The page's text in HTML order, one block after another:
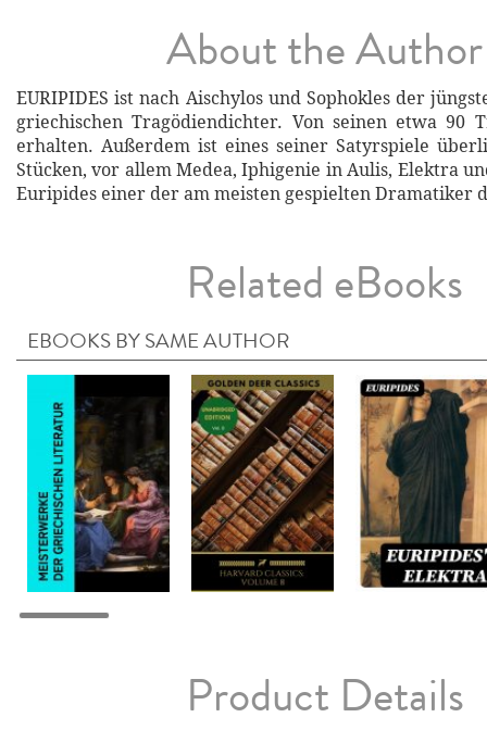
About the Author
EURIPIDES ist nach Aischylos und Sophokles der
griechischen Tragödiendichter. Von seinen etwa 90
erhalten. Außerdem ist eines seiner Satyrspiele
Stücken, vor allem Medea, Iphigenie in Aulis, Elektra
Euripides einer der am meisten gespielten Dramatiker
Related eBooks
EBOOKS BY SAME AUTHOR
Product Details